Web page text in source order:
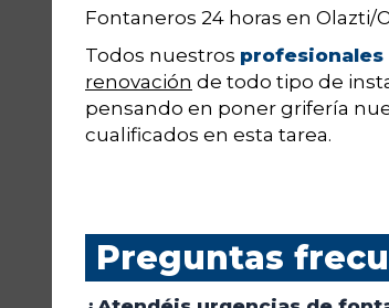
Fontaneros 24 horas en Olazti/
Todos nuestros profesionales
renovación de todo tipo de
pensando en poner grifería
cualificados en esta tarea.
Preguntas